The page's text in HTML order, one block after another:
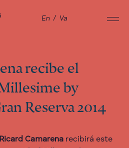
En / Va
recibe el
by
Reserva 2014
Ricard Camarena recibirá este